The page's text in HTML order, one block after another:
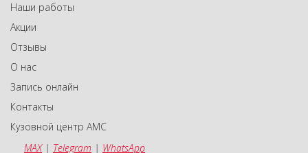
Наши работы
Акции
Отзывы
О нас
Запись онлайн
Контакты
Кузовной центр АМС
MAX| Telegram | WhatsApp